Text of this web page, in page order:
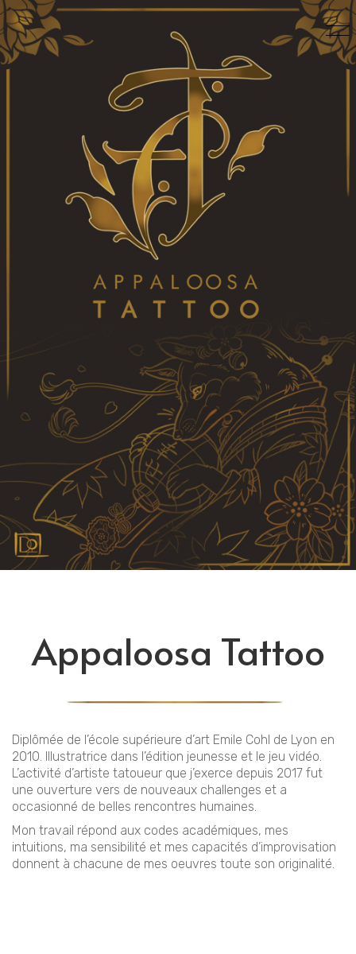
Appaloosa Tattoo
Diplômée de l’école supérieure d’art Emile Cohl de Lyon en
2010. Illustratrice dans l’édition jeunesse et le jeu vidéo.
L’activité d’artiste tatoueur que j’exerce depuis 2017 fut
une ouverture vers de nouveaux challenges et a
occasionné de belles rencontres humaines.
Mon travail répond aux codes académiques, mes
intuitions, ma sensibilité et mes capacités d’improvisation
donnent à chacune de mes oeuvres toute son originalité.